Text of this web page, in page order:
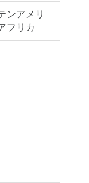
ンアメリ
フリカ